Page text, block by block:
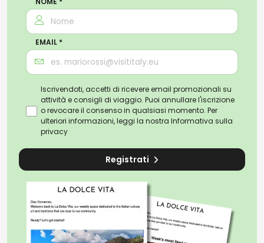
EMAIL *
Iscrivendoti, accetti di ricevere email promozionali su
attività e consigli di viaggio. Puoi annullare l'iscrizione
o revocare il consenso in qualsiasi momento. Per
ulteriori informazioni, leggi la nostra Informativa sulla
privacy
Registrati